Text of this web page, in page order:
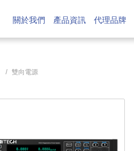
關於我們 產品資訊 代理品牌
/ 雙向電源